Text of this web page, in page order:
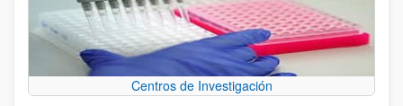
Centros de Investigación